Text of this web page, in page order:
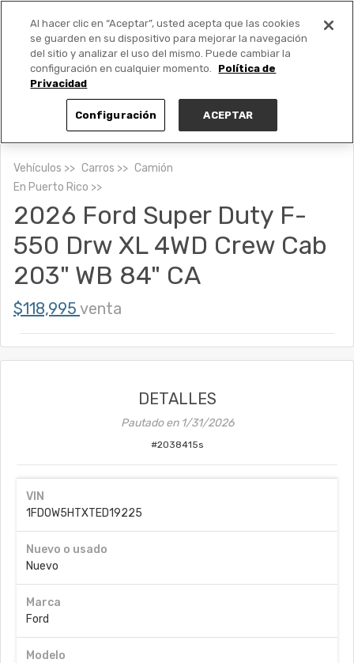
PUBLICA GRATIS +
Vehículos Carros
Camión
En Puerto Rico
2026 Ford Super Duty F-
550 Drw XL 4WD Crew Cab
203" WB 84" CA
$118,995 venta
DETALLES
Pautado en 1/31/2026
#2038415s
VIN
1FD0W5HTXTED19225
Nuevo o usado
Nuevo
Marca
Ford
Modelo
Al hacer clic en “Aceptar”, usted acepta que las cookies
se guarden en su dispositivo para mejorar la navegación
del sitio y analizar el uso del mismo. Puede cambiar la
configuración en cualquier momento.
Política de
Privacidad
Configuración ACEPTAR